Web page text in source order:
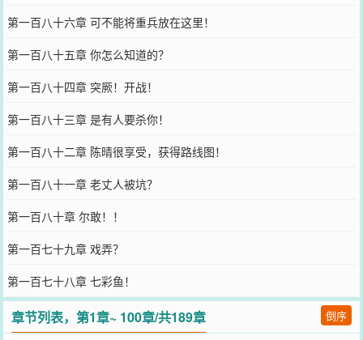
第一百八十六章 可不能将重兵放在这里！
第一百八十五章 你怎么知道的？
第一百八十四章 突厥！开战！
第一百八十三章 是有人要杀你！
第一百八十二章 陈晴很享受，获得路线图！
第一百八十一章 老丈人被坑？
第一百八十章 尔敢！！
第一百七十九章 戏弄？
第一百七十八章 七彩鱼！
章节列表，第1章~ 100章/共189章 倒序